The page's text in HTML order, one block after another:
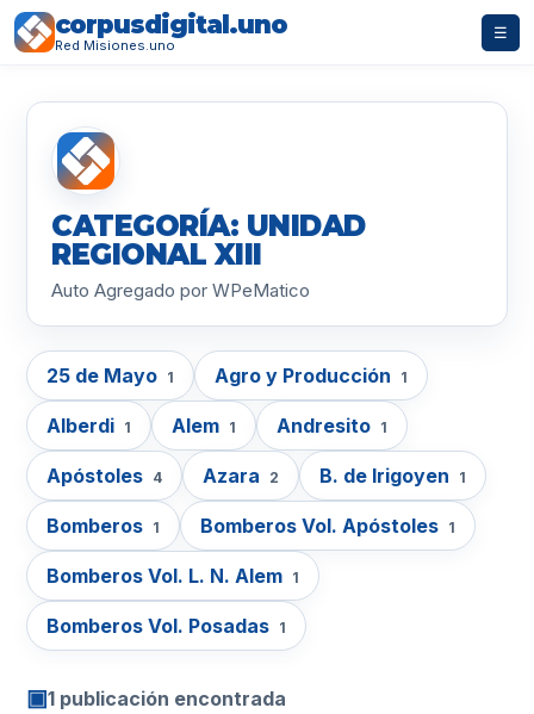
corpusdigital.uno
Red Misiones.uno
☰
CATEGORÍA: UNIDAD
REGIONAL XIII
Auto Agregado por WPeMatico
25 de Mayo 1 Agro y Producción 1
Alberdi 1 Alem 1 Andresito 1
Apóstoles 4 Azara 2 B. de Irigoyen 1
Bomberos 1 Bomberos Vol. Apóstoles 1
Bomberos Vol. L. N. Alem 1
Bomberos Vol. Posadas 1
▣1 publicación encontrada